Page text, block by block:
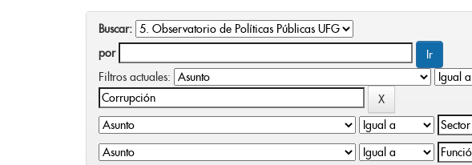
Buscar:
por
Filtros actuales: